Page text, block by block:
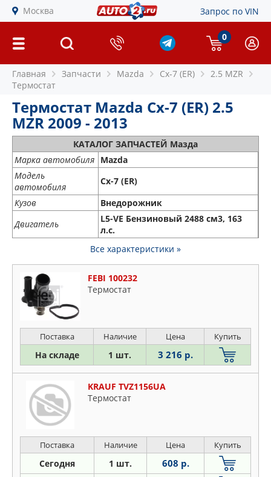
Москва Запрос по VIN
0
Главная Запчасти Mazda Cx-7 (ER)
2.5 MZR
Термостат
Термостат Mazda Cx-7 (ER) 2.5
MZR 2009 - 2013
КАТАЛОГ ЗАПЧАСТЕЙ Мазда
Марка автомобиля Mazda
Модель
автомобиля
Cx-7 (ER)
Кузов
Внедорожник
Двигатель
L5-VE Бензиновый 2488 см3, 163
л.с.
Все характеристики »
FEBI 100232
Термостат
Поставка Наличие Цена Купить
На складе 1 шт. 3 216 р.
KRAUF TVZ1156UA
Термостат
Поставка Наличие Цена Купить
Сегодня 1 шт. 608 р.